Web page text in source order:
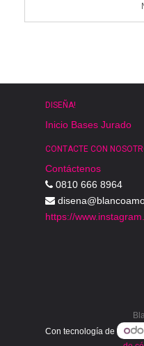
DISEÑA!
Inicio Bases Jurado
CONTACTE CON
Contáctenos
0810 666 8964
https://
Con tecnología de